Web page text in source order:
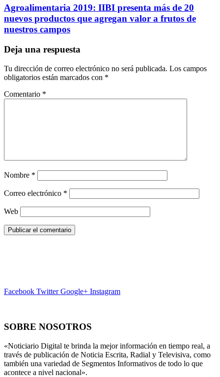
Agroalimentaria 2019: IIBI presenta más de 20
nuevos productos que agregan valor a frutos de
nuestros campos
Deja una respuesta
Tu dirección de correo electrónico no será publicada. Los campos
obligatorios están marcados con *
Comentario *
Nombre *
Correo electrónico *
Web
Facebook Twitter Google+ Instagram
SOBRE NOSOTROS
«Noticiario Digital te brinda la mejor información en tiempo real, a
través de publicación de Noticia Escrita, Radial y Televisiva, como
también una variedad de Segmentos Informativos de todo lo que
acontece a nivel nacional».